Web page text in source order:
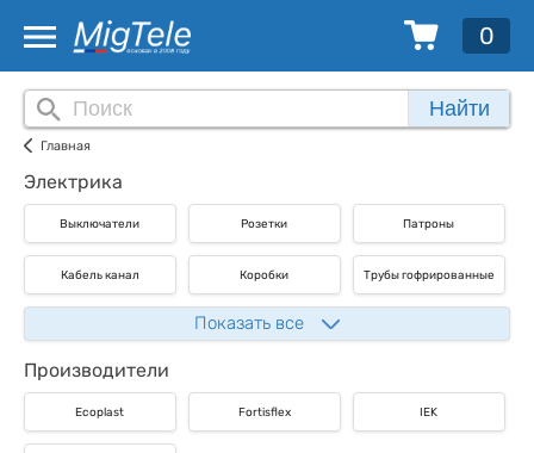
0
Найти
Главная
Электрика
Выключатели Розетки Патроны
Кабель канал Коробки Трубы гофрированные
Показать все
Производители
Ecoplast Fortisflex IEK